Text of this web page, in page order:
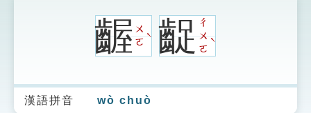
生字詞彙表
齷ㄨ
ㄛ
ˋ 齪ㄔ
ㄨ
ㄛ
ˋ
漢語拼音 wò chuò